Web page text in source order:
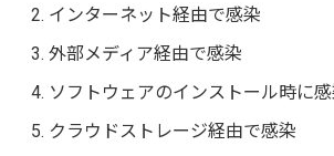
インターネット経由で感染
外部メディア経由で感染
ソフトウェアのインストール時に
クラウドストレージ経由で感染